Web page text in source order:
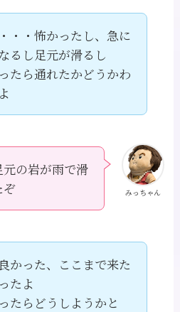
・・怖かったし、急に
るし足元が滑るし
たら通れたかどうかわ
みっちゃん
の岩が雨で滑
ぞ
かった、ここまで来た
たよ
たらどうしようかと